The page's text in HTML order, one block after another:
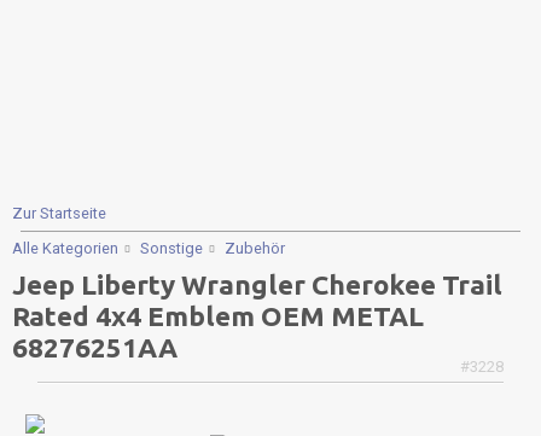
Zur Startseite
Alle Kategorien
Sonstige Zubehör
Jeep Liberty Wrangler Cherokee Trail
Rated 4x4 Emblem OEM METAL
68276251AA
#3228